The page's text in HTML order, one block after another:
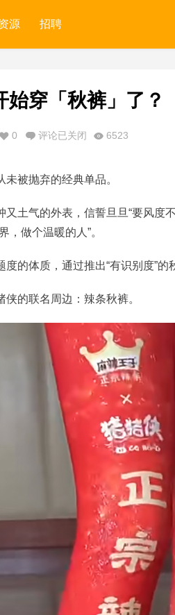
源 招聘
始穿「秋裤」了？
0 评论已关闭 6523
被抛弃的经典单品。
土气的外表，信誓旦旦“要风度
，做个温暖的人”。
的体质，通过推出“有识别度”的
的联名周边：辣条秋裤。